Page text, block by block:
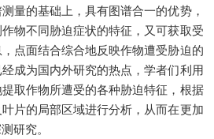
量的基础上，具有图谱合一的优势，
物不同胁迫症状的特征，又可获取受
点面结合综合地反映作物遭受胁迫的
成为国内外研究的热点，学者们利用
取作物所遭受的各种胁迫特征，根据
片的局部区域进行分析，从而在更加
研究。